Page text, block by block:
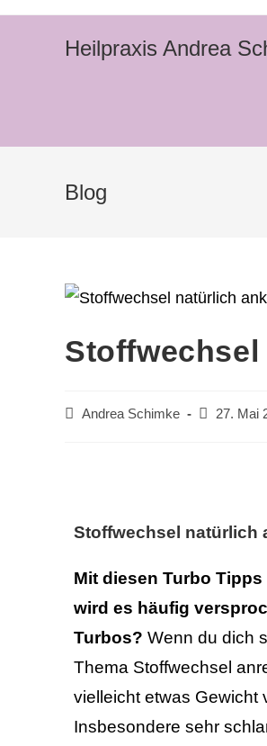
Heilpraxis Andrea
Blog
Andrea Schimke 27. Mai
Stoffwechsel natürlich
Mit diesen Turbo
wird es häufig
Turbos? Wenn du dich
Thema Stoffwechsel
vielleicht etwas Gewicht
Insbesondere sehr